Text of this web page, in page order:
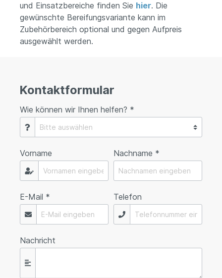
und Einsatzbereiche finden Sie hier. Die
gewünschte Bereifungsvariante kann im
Zubehörbereich optional und gegen Aufpreis
ausgewählt werden.
Kontaktformular
Wie können wir Ihnen helfen? *
Vorname Nachname *
E-Mail * Telefon
Nachricht